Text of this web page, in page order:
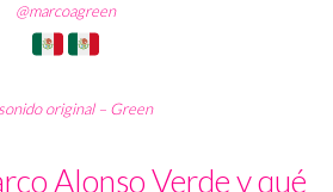
@marcoagreen
original – Green
Alonso Verde y qué